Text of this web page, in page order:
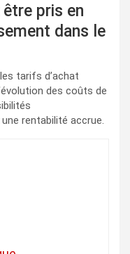
pris en
dans le
tarifs d’achat
des coûts de
rentabilité accrue.